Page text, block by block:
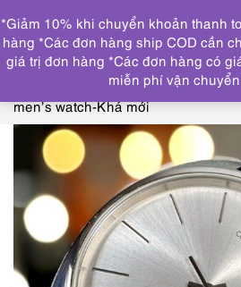
Trang chủ THƯƠNG HIỆU NỔI
1821-Đồng hồ nam-
men’s watch-Khá mới
*Giảm 10% khi chuyển khoản thanh
hàng *Các đơn hàng ship COD cần
giá trị đơn hàng *Các đơn hàng có
miễn phí vận